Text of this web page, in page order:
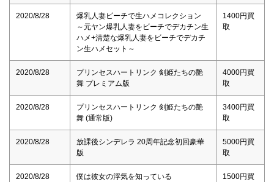
2020/8/28
爆乳人妻ビーチで生ハメコレクション
～元ヤン爆乳人妻をビーチでデカチン生
ハメ+清楚な爆乳人妻をビーチでデカチ
ン生ハメセット～
1400円買
取
2020/8/28
プリンセスハートリンク 剣姫たちの艶
舞 プレミアム版
4000円買
取
2020/8/28
プリンセスハートリンク 剣姫たちの艶
舞 (通常版)
3400円買
取
2020/8/28
放課後シンデレラ 20周年記念初回豪華
版
5000円買
取
2020/8/28 僕は彼女の浮気を知っている
1500円買